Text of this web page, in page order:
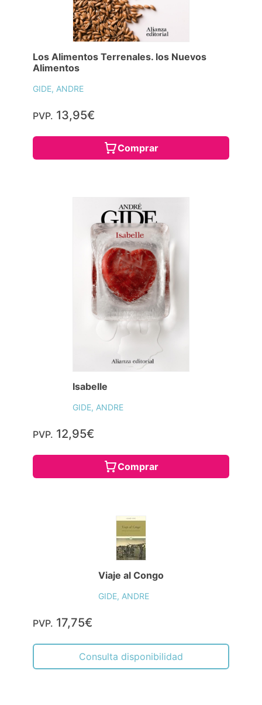
Los Alimentos Terrenales. los Nuevos
Alimentos
GIDE, ANDRE
PVP. 13,95€
Comprar
Isabelle
GIDE, ANDRE
PVP. 12,95€
Comprar
Viaje al Congo
GIDE, ANDRE
PVP. 17,75€
Consulta disponibilidad